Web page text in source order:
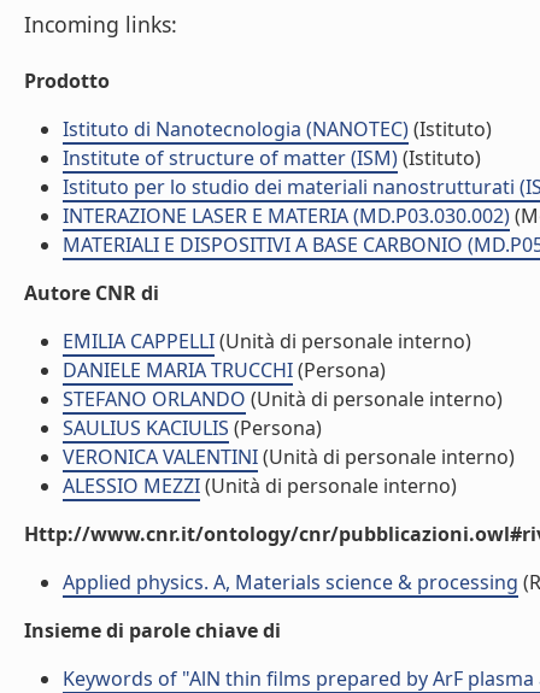
Incoming links:
Prodotto
Istituto di Nanotecnologia (NANOTEC)(Istituto)
Institute of structure of matter (ISM)(Istituto)
Istituto per lo studio dei materiali nanostrutturati
INTERAZIONE LASER E MATERIA (MD.P03.030.002)
MATERIALI E DISPOSITIVI A BASE CARBONIO
Autore CNR di
EMILIA CAPPELLI(Unità di personale interno)
DANIELE MARIA TRUCCHI(Persona)
STEFANO ORLANDO (Unità di personale interno)
SAULIUS KACIULIS (Persona)
VERONICA VALENTINI(Unità di personale interno)
ALESSIO MEZZI(Unità di personale interno)
Http://www.cnr.it/ontology/cnr/
Applied physics. A, Materials science & processing
Insieme di parole chiave di
Keywords of "AlN thin films prepared by ArF